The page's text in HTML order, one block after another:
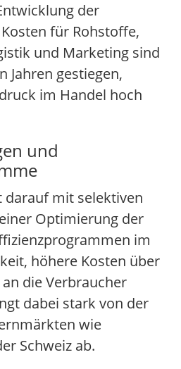
der
für Rohstoffe,
und Marketing sind
Jahren gestiegen,
im Handel hoch
und
darauf mit selektiven
Optimierung der
im
höhere Kosten über
die Verbraucher
dabei stark von der
wie
Schweiz ab.